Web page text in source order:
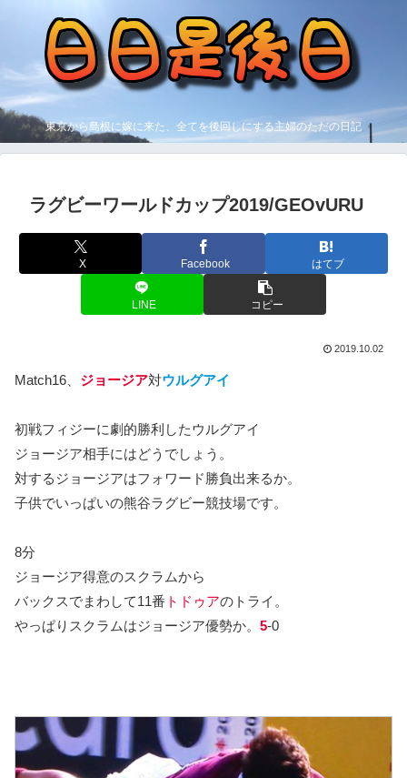
東京から島根に嫁に来た、全てを後回しにする主婦のただの日記
ラグビーワールドカップ2019/GEOvURU
X Facebook はてブ
LINE コピー
2019.10.02
Match16、 ジョージア対ウルグアイ
初戦フィジーに劇的勝利したウルグアイ
ジョージア相手にはどうでしょう。
対するジョージアはフォワード勝負出来るか。
子供でいっぱいの熊谷ラグビー競技場です。
8分
ジョージア得意のスクラムから
バックスでまわして11番 トドゥアのトライ。
やっぱりスクラムはジョージア優勢か。 5-0